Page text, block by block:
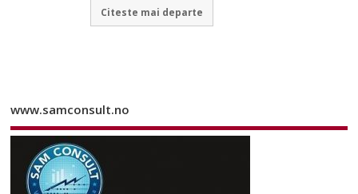
Citeste mai departe
www.samconsult.no